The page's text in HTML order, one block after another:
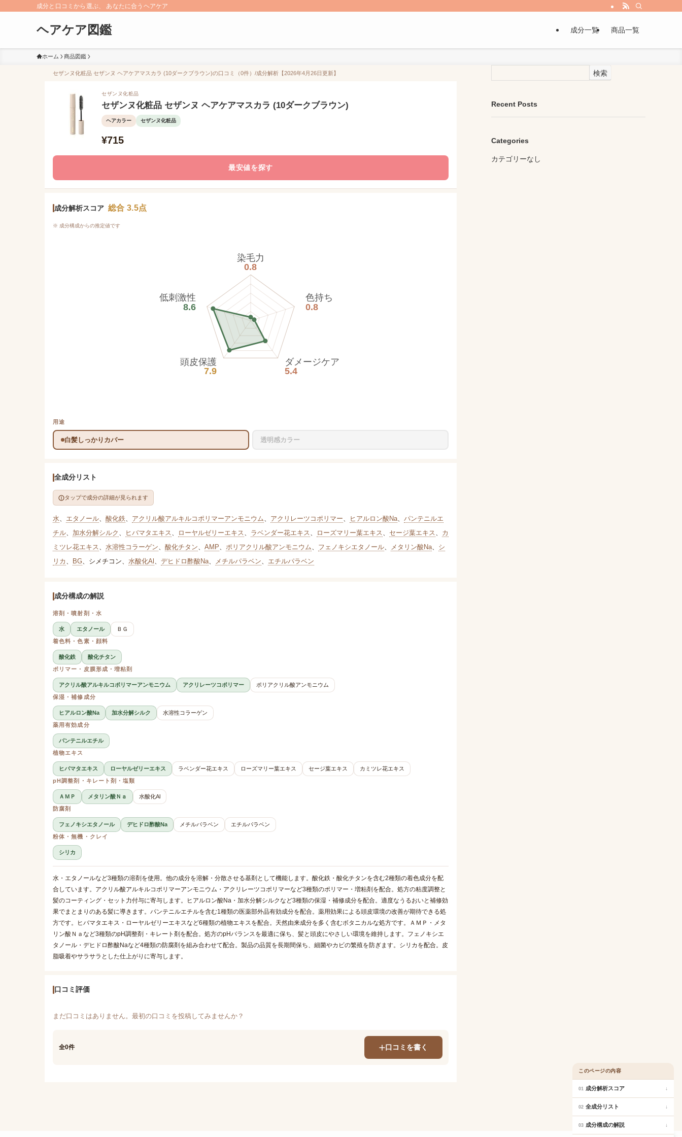
成分と口コミから選ぶ、 あなたに合うヘアケア
ヘアケア図鑑 成分一覧 商品一覧
ホーム 商品図鑑
セザンヌ化粧品 セザンヌ ヘアケアマスカラ (10ダークブラウン)の口コミ（0件）/成分解析【2026年4月26日更新】
セザンヌ化粧品
セザンヌ化粧品 セザンヌ ヘアケアマスカラ (10ダークブラウン)
ヘアカラー セザンヌ化粧品
¥715
最安値を探す
成分解析スコア 総合 3.5点
※ 成分構成からの推定値です
染毛力
0.8
色持ち
0.8
ダメージケア
5.4
頭皮保護
7.9
低刺激性
8.6
用途
白髪しっかりカバー 透明感カラー
全成分リスト
タップで成分の詳細が見られます
水、 エタノール、 酸化鉄、 アクリル酸アルキルコポリマーアンモニウム、 アクリレーツコポリマー、 ヒアルロン酸Na、 パンテニルエ
チル、 加水分解シルク 、 ヒバマタエキス、 ローヤルゼリーエキス、 ラベンダー花エキス、 ローズマリー葉エキス、 セージ葉エキス、 カ
ミツレ花エキス、 水溶性コラーゲン、 酸化チタン、 AMP、 ポリアクリル酸アンモニウム、 フェノキシエタノール、 メタリン酸Na、 シ
リカ 、 BG、 シメチコン、 水酸化Al 、 デヒドロ酢酸Na、 メチルパラベン、 エチルパラベン
成分構成の解説
溶剤・噴射剤・水
水 エタノール
ＢＧ
着色料・色素・顔料
酸化鉄
酸化チタン
ポリマー・皮膜形成・増粘剤
アクリル酸アルキルコポリマーアンモニウム アクリレーツコポリマー
ポリアクリル酸アンモニウム
保湿・補修成分
ヒアルロン酸Na 加水分解シルク
水溶性コラーゲン
薬用有効成分
パンテニルエチル
植物エキス
ヒバマタエキス ローヤルゼリーエキス ラベンダー花エキス ローズマリー葉エキス セージ葉エキス
カミツレ花エキス
pH調整剤・キレート剤・塩類
ＡＭＰ メタリン酸Ｎａ
水酸化Al
防腐剤
フェノキシエタノール デヒドロ酢酸Na メチルパラベン
エチルパラベン
粉体・無機・クレイ
シリカ
水・エタノールなど3種類の溶剤を使用。他の成分を溶解・分散させる基剤として機能します。酸化鉄・酸化チタンを含む2種類の着色成分を配
合しています。アクリル酸アルキルコポリマーアンモニウム・アクリレーツコポリマーなど3種類のポリマー・増粘剤を配合。処方の粘度調整と
髪のコーティング・セット力付与に寄与します。ヒアルロン酸Na・加水分解シルクなど3種類の保湿・補修成分を配合。適度なうるおいと補修効
果でまとまりのある髪に導きます。パンテニルエチルを含む1種類の医薬部外品有効成分を配合。薬用効果による頭皮環境の改善が期待できる処
方です。ヒバマタエキス・ローヤルゼリーエキスなど6種類の植物エキスを配合。天然由来成分を多く含むボタニカルな処方です。ＡＭＰ・メタ
リン酸Ｎａなど3種類のpH調整剤・キレート剤を配合。処方のpHバランスを最適に保ち、髪と頭皮にやさしい環境を維持します。フェノキシエ
タノール・デヒドロ酢酸Naなど4種類の防腐剤を組み合わせて配合。製品の品質を長期間保ち、細菌やカビの繁殖を防ぎます。シリカを配合。皮
脂吸着やサラサラとした仕上がりに寄与します。
口コミ評価
まだ口コミはありません。最初の口コミを投稿してみませんか？
全0件 口コミを書く
検索
Recent Posts
Categories
カテゴリーなし
このページの内容
01 成分解析スコア ↓
02 全成分リスト ↓
03 成分構成の解説 ↓